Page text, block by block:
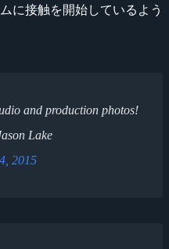
に接触を開始しているよう
and production photos!
Lake
2015